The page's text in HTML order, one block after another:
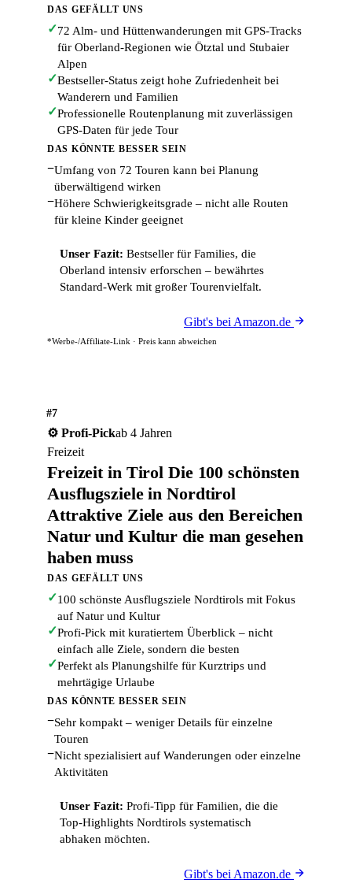
DAS GEFÄLLT UNS
✓72 Alm- und Hüttenwanderungen mit GPS-Tracks
für Oberland-Regionen wie Ötztal und Stubaier
Alpen
✓Bestseller-Status zeigt hohe Zufriedenheit bei
Wanderern und Familien
✓Professionelle Routenplanung mit zuverlässigen
GPS-Daten für jede Tour
DAS KÖNNTE BESSER SEIN
−Umfang von 72 Touren kann bei Planung
überwältigend wirken
−Höhere Schwierigkeitsgrade – nicht alle Routen
für kleine Kinder geeignet
Unser Fazit: Bestseller für Families, die
Oberland intensiv erforschen – bewährtes
Standard-Werk mit großer Tourenvielfalt.
Gibt's bei Amazon.de
*Werbe-/Affiliate-Link · Preis kann abweichen
#7
⚙️ Profi-Pickab 4 Jahren
Freizeit
Freizeit in Tirol Die 100 schönsten
Ausflugsziele in Nordtirol
Attraktive Ziele aus den Bereichen
Natur und Kultur die man gesehen
haben muss
DAS GEFÄLLT UNS
✓100 schönste Ausflugsziele Nordtirols mit Fokus
auf Natur und Kultur
✓Profi-Pick mit kuratiertem Überblick – nicht
einfach alle Ziele, sondern die besten
✓Perfekt als Planungshilfe für Kurztrips und
mehrtägige Urlaube
DAS KÖNNTE BESSER SEIN
−Sehr kompakt – weniger Details für einzelne
Touren
−Nicht spezialisiert auf Wanderungen oder einzelne
Aktivitäten
Unser Fazit: Profi-Tipp für Familien, die die
Top-Highlights Nordtirols systematisch
abhaken möchten.
Gibt's bei Amazon.de